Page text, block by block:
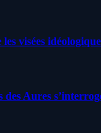
visées
Aures